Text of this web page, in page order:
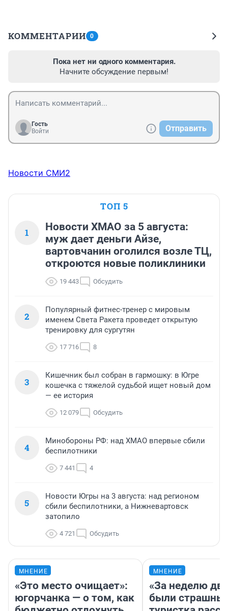
КОММЕНТАРИИ 0
Пока нет ни одного комментария.
Начните обсуждение первым!
Гость
Войти
Отправить
Новости СМИ2
ТОП 5
1
Новости ХМАО за 5 августа:
муж дает деньги Айзе,
вартовчанин оголился возле ТЦ,
откроются новые поликлиники
19 443 Обсудить
2
Популярный фитнес-тренер с мировым
именем Света Ракета проведет открытую
тренировку для сургутян
17 716 8
3
Кишечник был собран в гармошку: в Югре
кошечка с тяжелой судьбой ищет новый дом
— ее история
12 079 Обсудить
4
Минобороны РФ: над ХМАО впервые сбили
беспилотники
7 441 4
5
Новости Югры на 3 августа: над регионом
сбили беспилотники, а Нижневартовск
затопило
4 721 Обсудить
МНЕНИЕ
«Это место очищает»:
югорчанка — о том, как
МНЕНИЕ
«За неделю
были